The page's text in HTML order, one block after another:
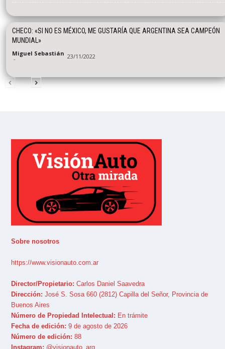
CHECO: «SI NO ES MÉXICO, ME GUSTARÍA QUE ARGENTINA SEA CAMPEÓN
MUNDIAL»
Miguel Sebastián
- 23/11/2022
Sobre nosotros
https://www.visionauto.com.ar
Director/Propietario: Carlos Daniel Saavedra
Dirección: José S. Sosa 660 (2812) Capilla del Señor, Provincia de
Buenos Aires
Número de Propiedad Intelectual: En trámite
Fecha de edición: 9 de agosto de 2026
Número de edición: 88
Instagram: @visionauto_arg